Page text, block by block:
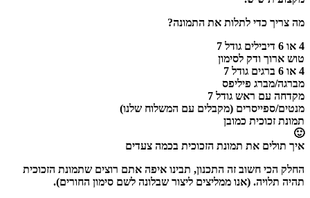
מה צריך כדי לתלות את התמונה?
4 או 6 דיבילים גודל 7
טוש ארוך ודק לסימון
4 או 6 ברגים גודל 7
מברגה/מברג פיליפס
מקדחה עם ראש גודל 7
מנטים/ספייסרים (מקבלים עם המשלוח שלנו)
תמונת זכוכית כמובן
🙂
איך תולים את תמונת הזכוכית בכמה צעדים
החלק הכי חשוב זה התכנון, תבינו איפה אתם רוצים שתמונת הזכוכית
תהיה תלויה. (אנו ממליצים ליצור שבלונה לשם סימון החורים).